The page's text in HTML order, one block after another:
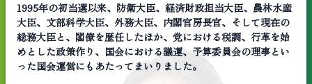
1995年の初当選以来、防衛大臣、経済財政担当大臣、農林水産
大臣、文部科学大臣、外務大臣、内閣官房長官、そして現在の
総務大臣と、閣僚を歴任したほか、党における税調、行革を始
めとした政策作り、国会における議運、予算委員会の理事とい
った国会運営にもあたってまいりました。